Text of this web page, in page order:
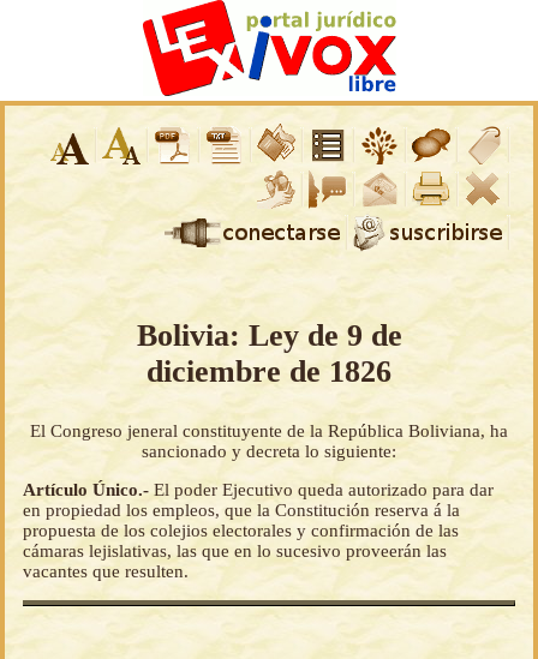
Bolivia: Ley de 9 de
diciembre de 1826
El Congreso jeneral constituyente de la República Boliviana, ha
sancionado y decreta lo siguiente:
Artículo Único.- El poder Ejecutivo queda autorizado para dar
en propiedad los empleos, que la Constitución reserva á la
propuesta de los colejios electorales y confirmación de las
cámaras lejislativas, las que en lo sucesivo proveerán las
vacantes que resulten.